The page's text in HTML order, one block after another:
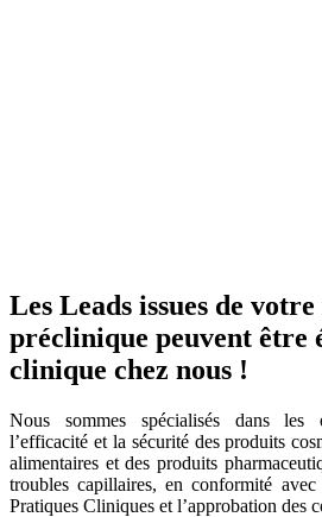
Les Leads issues de
préclinique peuvent être
clinique chez nous !
Nous sommes spécialisés dans les
l’efficacité et la sécurité des produits
alimentaires et des produits
troubles capillaires, en conformité
Pratiques Cliniques et l’approbation des